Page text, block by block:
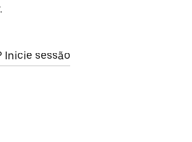
Inicie sessão